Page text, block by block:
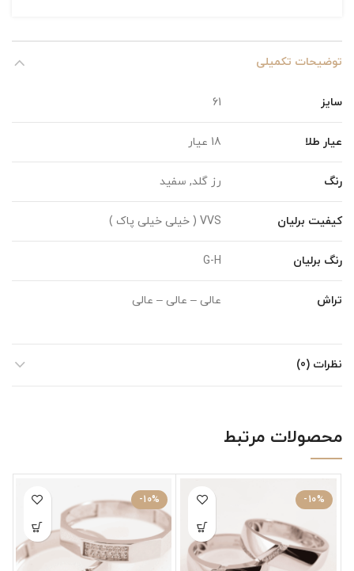
توضیحات تکمیلی
سایز 61
عیار طلا 18 عیار
رنگ رز گلد, سفید
کیفیت برلیان VVS ( خیلی خیلی پاک )
رنگ برلیان G-H
تراش عالی – عالی – عالی
نظرات (0)
محصولات مرتبط
-10%
-10%